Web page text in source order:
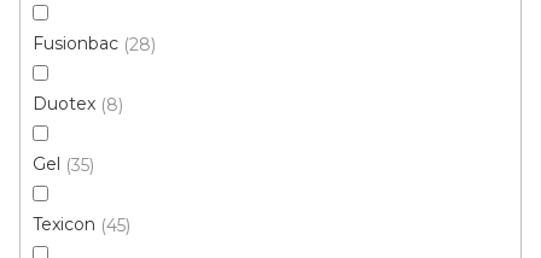
Fusionbac 28
Duotex 8
Gel 35
Texicon 45
246 Kč
4 m
Novinka